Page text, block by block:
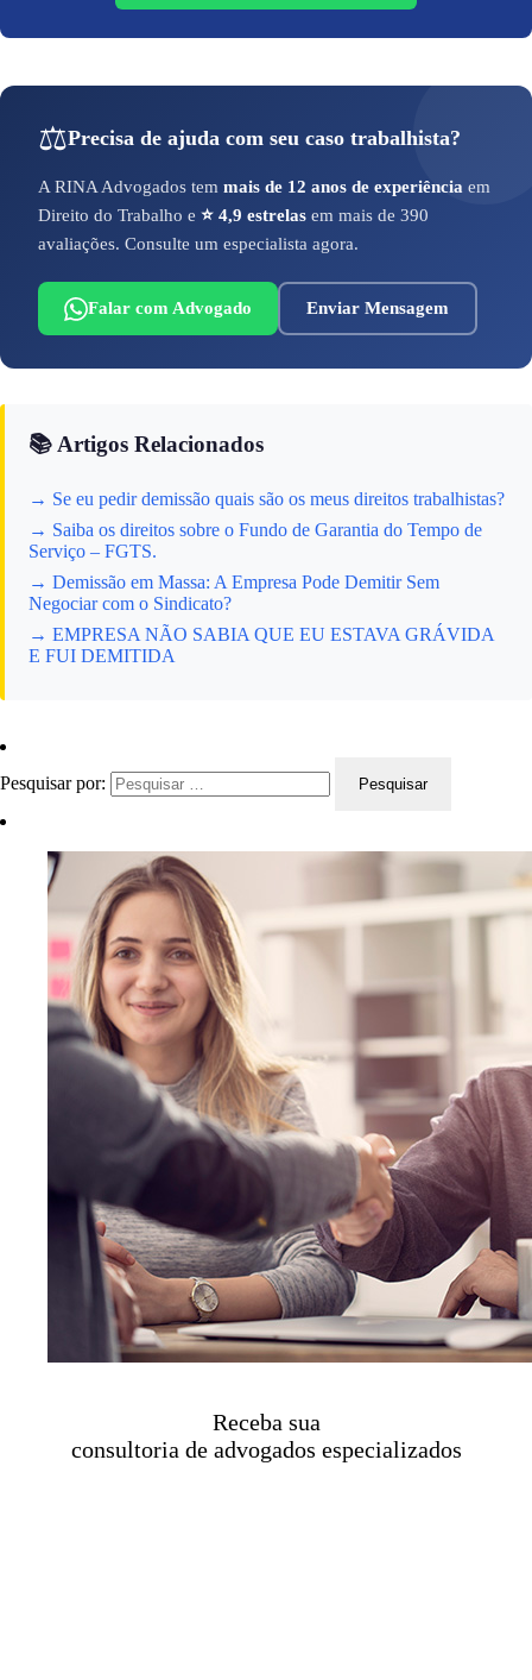
⚖️Precisa de ajuda com seu caso trabalhista?
A RINA Advogados tem mais de 12 anos de experiência em
Direito do Trabalho e ⭐ 4,9 estrelas em mais de 390
avaliações. Consulte um especialista agora.
Falar com Advogado Enviar Mensagem
📚 Artigos Relacionados
→ Se eu pedir demissão quais são os meus direitos trabalhistas?
→ Saiba os direitos sobre o Fundo de Garantia do Tempo de
Serviço – FGTS.
→ Demissão em Massa: A Empresa Pode Demitir Sem
Negociar com o Sindicato?
→ EMPRESA NÃO SABIA QUE EU ESTAVA GRÁVIDA
E FUI DEMITIDA
Pesquisar por:
Receba sua
consultoria de advogados especializados